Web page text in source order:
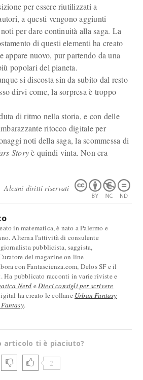
per essere riutilizzati a
a questi vengono aggiunti
per dare continuità alla saga. La
di questi elementi ha creato
appare nuovo, pur partendo da una
popolari del pianeta.
si discosta sin da subito dal resto
dirvi come, la sorpresa è troppo
di ritmo nella storia, e con delle
ritocco digitale per
noti della saga, la scommessa di
Storyè quindi vinta. Non era
Alcuni diritti riservati
in matematica, è nato a Palermo e
Alterna l'attività di consulente
pubblicista, saggista,
del magazine on line
con Fantascienza.com, Delos SF e il
Ha pubblicato racconti in varie riviste e
Nerd eDieci consigli per scrivere
ha creato le collane Urban Fantasy
.
articolo ti è piaciuto?
2